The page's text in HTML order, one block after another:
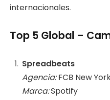
internacionales.
Top 5 Global –
Spreadbeats
Agencia:FCB New
Marca:Spotify